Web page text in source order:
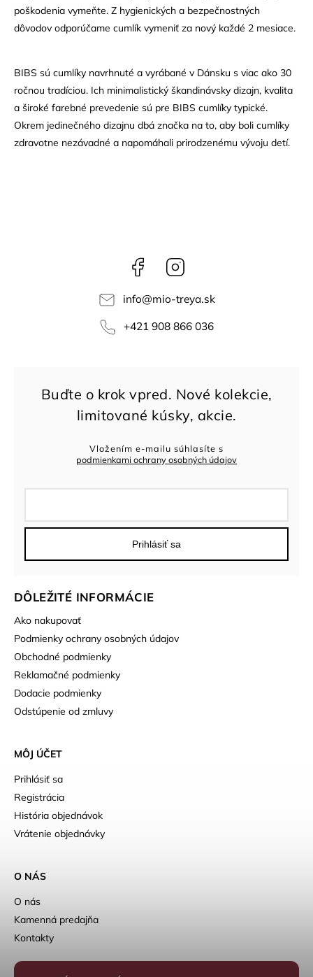
poškodenia vymeňte. Z hygienických a bezpečnostných
dôvodov odporúčame cumlík vymeniť za nový každé 2 mesiace.
BIBS sú cumlíky navrhnuté a vyrábané v Dánsku s viac ako 30
ročnou tradíciou. Ich minimalistický škandinávsky dizajn, kvalita
a široké farebné prevedenie sú pre BIBS cumlíky typické.
Okrem jedinečného dizajnu dbá značka na to, aby boli cumlíky
zdravotne nezávadné a napomáhali prirodzenému vývoju detí.
Facebook
info@mio-treya.sk
+421 908 866 036
DÔLEŽITÉ INFORMÁCIE
Ako nakupovať
Podmienky ochrany osobných údajov
Obchodné podmienky
Reklamačné podmienky
Dodacie podmienky
Odstúpenie od zmluvy
MÔJ ÚČET
Prihlásiť sa
Registrácia
História objednávok
Vrátenie objednávky
Vložením e-mailu súhlasíte s
podmienkami ochrany osobných údajov
Prihlásiť sa
O NÁS
O nás
Kamenná predajňa
Kontakty